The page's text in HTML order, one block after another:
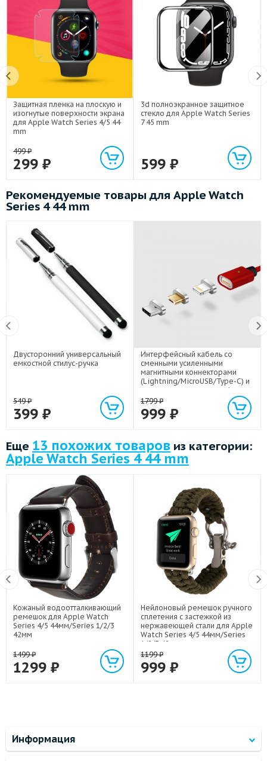
Защитная пленка на плоскую и
изогнутые поверхности экрана
для Apple Watch Series 4/5 44
mm
499₽
299 ₽
3d полноэкранное защитное
стекло для Apple Watch Series
7 45 mm
599 ₽
Рекомендуемые товары для Apple Watch
Series 4 44 mm
Двусторонний универсальный
емкостной стилус-ручка
549₽
399 ₽
Интерфейсный кабель со
сменными усиленными
магнитными коннекторами
(Lightning/MicroUSB/Type-C) и
световым индикатором 1м
1799₽
999 ₽
Еще 13 похожих товаров из категории:
Apple Watch Series 4 44 mm
Кожаный водоотталкивающий
ремешок для Apple Watch
Series 4/5 44мм/Series 1/2/3
42мм
1499₽
1299 ₽
Нейлоновый ремешок ручного
сплетения с застежкой из
нержавеющей стали для Apple
Watch Series 4/5 44мм/Series
1/2/3 42мм
1199₽
999 ₽
Информация